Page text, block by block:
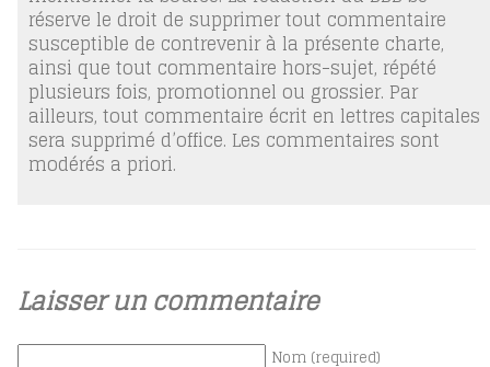
réserve le droit de supprimer tout commentaire
susceptible de contrevenir à la présente charte,
ainsi que tout commentaire hors-sujet, répété
plusieurs fois, promotionnel ou grossier. Par
ailleurs, tout commentaire écrit en lettres capitales
sera supprimé d’office. Les commentaires sont
modérés a priori.
Laisser un commentaire
Nom (required)